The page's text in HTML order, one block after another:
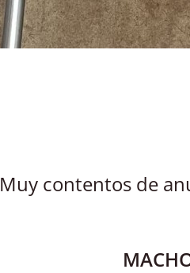
Muy contentos de